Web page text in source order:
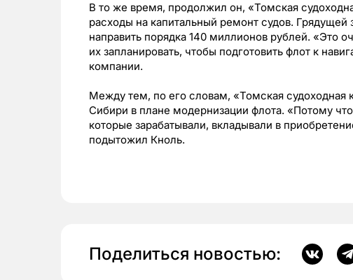
В то же время, продолжил он, «Томская
расходы на капитальный ремонт судов.
направить порядка 140 миллионов рублей. «Это
их запланировать, чтобы подготовить флот к
компании.
Между тем, по его словам, «Томская судоходная
Сибири в плане модернизации флота. «Потому
которые зарабатывали, вкладывали в
подытожил Кноль.
Поделиться новостью: